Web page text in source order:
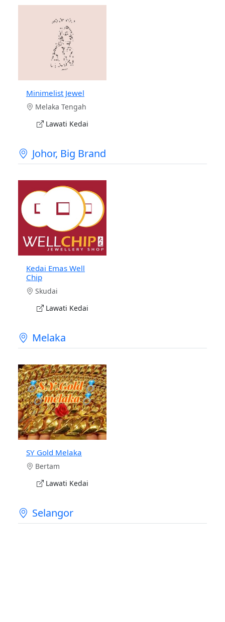
Minimelist Jewel
Melaka Tengah
Lawati Kedai
Johor, Big Brand
Kedai Emas Well
Chip
Skudai
Lawati Kedai
Melaka
SY Gold Melaka
Bertam
Lawati Kedai
Selangor